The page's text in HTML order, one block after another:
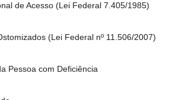
de Acesso (Lei Federal 7.405/1985)
(Lei Federal nº 11.506/2007)
Pessoa com Deficiência